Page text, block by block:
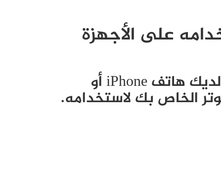
على الأجهزة
يتطلب WhatsApp Web أن يكون لديك هاتف iPhone أو